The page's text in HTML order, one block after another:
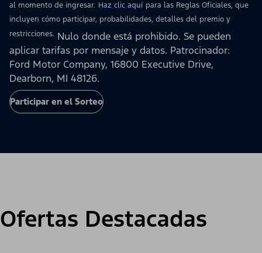
al momento de ingresar. Haz clic aquí para las Reglas Oficiales, que
incluyen cómo participar, probabilidades, detalles del premio y
restricciones. Nulo donde está prohibido. Se pueden
aplicar tarifas por mensaje y datos. Patrocinador:
Ford Motor Company, 16800 Executive Drive,
Dearborn, MI 48126.
Participar en el Sorteo
Ofertas Destacadas